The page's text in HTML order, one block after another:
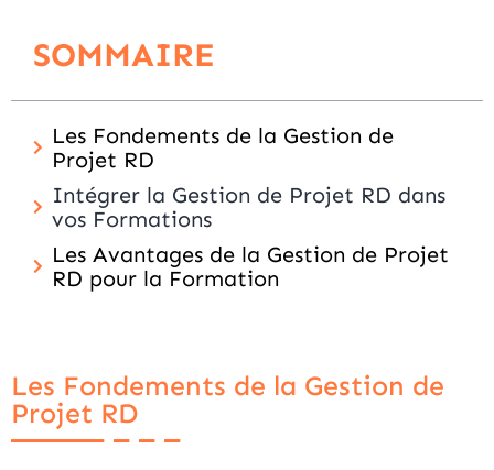
SOMMAIRE
Les Fondements de la Gestion de
Projet RD
Intégrer la Gestion de Projet RD dans
vos Formations
Les Avantages de la Gestion de Projet
RD pour la Formation
Les Fondements de la Gestion de
Projet RD